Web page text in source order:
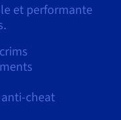
et performante
anti-cheat